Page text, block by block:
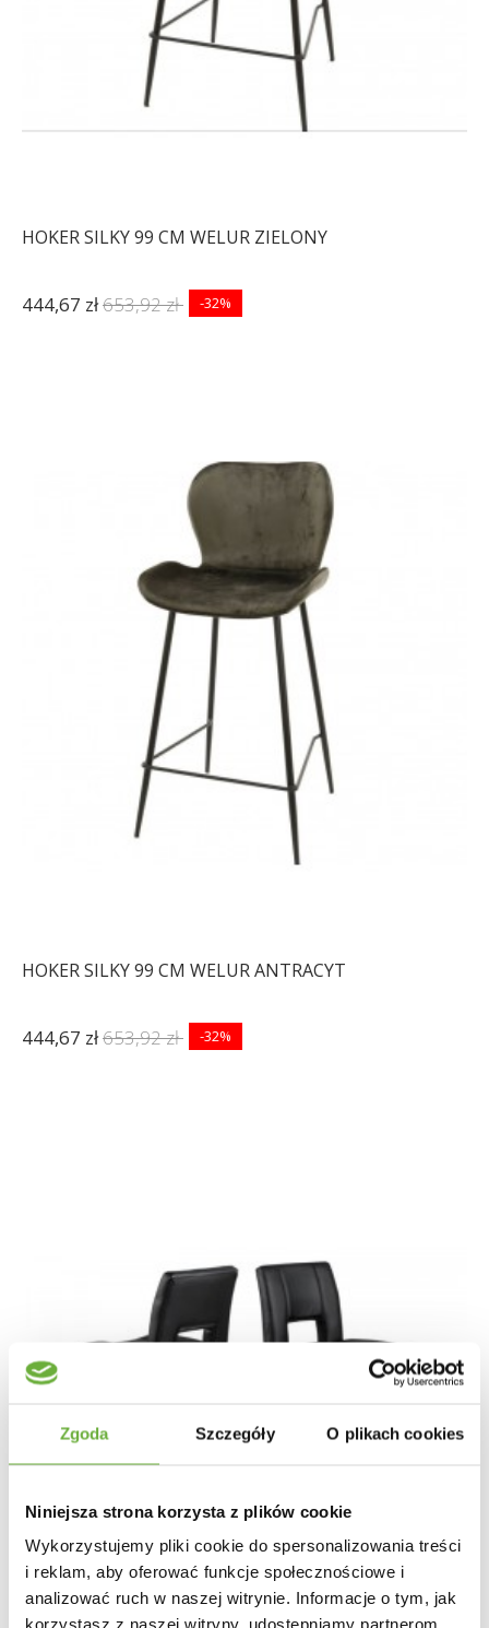
Zgoda Szczegóły O plikach cookies
Niniejsza strona korzysta z plików cookie
Wykorzystujemy pliki cookie do spersonalizowania treści
i reklam, aby oferować funkcje społecznościowe i
analizować ruch w naszej witrynie. Informacje o tym, jak
korzystasz z naszej witryny, udostępniamy partnerom
HOKER SILKY 99 CM WELUR ZIELONY
444,67 zł653,92 zł -32%
HOKER SILKY 99 CM WELUR ANTRACYT
444,67 zł653,92 zł -32%